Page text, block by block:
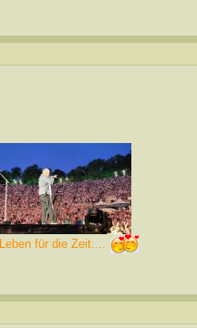
für die Zeit....